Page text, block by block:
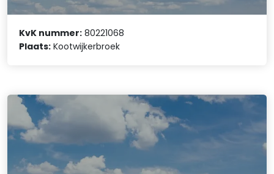
KvK nummer: 80221068
Plaats: Kootwijkerbroek